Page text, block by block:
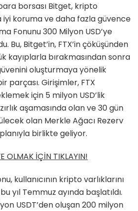
300
milyon
dolara
yükseltti
için
borsası Bitget, kripto
iyi koruma ve daha fazla güvence
Fonunu 300 Milyon USD’ye
Bu, Bitget’in, FTX’in çöküşünden
kayıplarla bırakmasından sonra
oluşturmaya yönelik
parçası. Girişimler, FTX
için 5 milyon USD’lik
aşamasında olan ve 30 gün
olan Merkle Ağacı Rezerv
planıyla birlikte geliyor.
OLMAK İÇİN TIKLAYIN!
kullanıcının kripto varlıklarını
yıl Temmuz ayında başlatıldı.
USDT’den oluşan 200 milyon